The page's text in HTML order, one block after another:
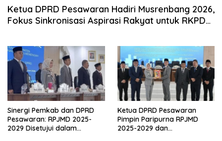
Ketua DPRD Pesawaran Hadiri Musrenbang 2026,
Fokus Sinkronisasi Aspirasi Rakyat untuk RKPD
Sinergi Pemkab dan DPRD
Pesawaran: RPJMD 2025-
2029 Disetujui dalam
Ketua DPRD Pesawaran
Pimpin Paripurna RPJMD
2025-2029 dan